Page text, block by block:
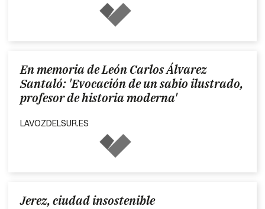
En memoria de León Carlos Álvarez
Santaló: 'Evocación de un sabio ilustrado,
profesor de historia moderna'
LAVOZDELSUR.ES
Jerez, ciudad insostenible